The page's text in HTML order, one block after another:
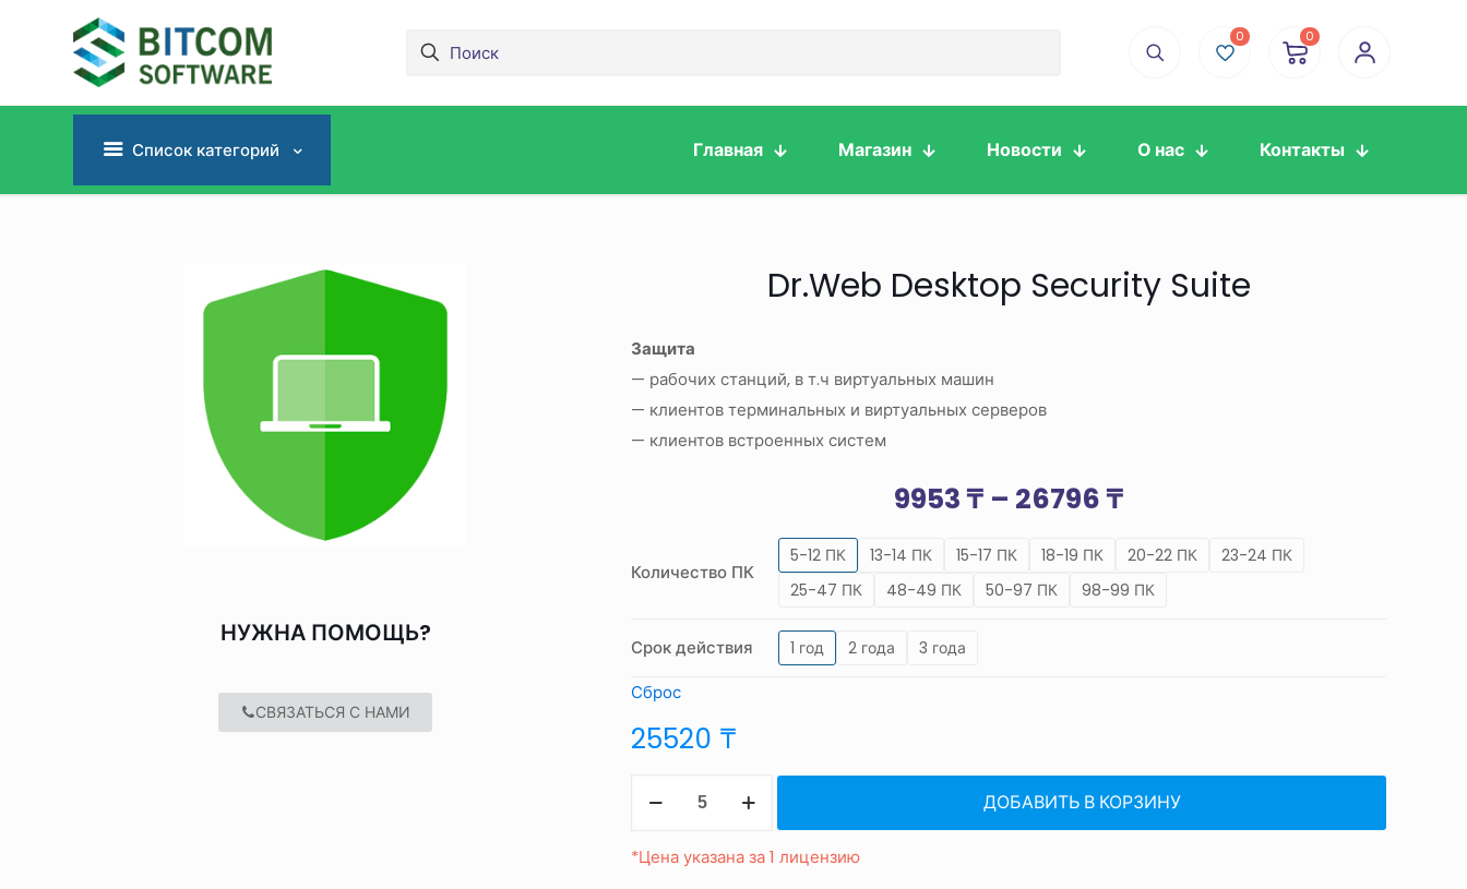
0 0
Список категорий Главная Магазин Новости О нас Контакты
НУЖНА ПОМОЩЬ?
СВЯЗАТЬСЯ С НАМИ
Dr.Web Desktop Security Suite
Защита
— рабочих станций, в т.ч виртуальных машин
— клиентов терминальных и виртуальных серверов
— клиентов встроенных систем
9953 ₸ – 26796 ₸Диапазон
9953 ₸
–
Количество ПК
5-12 ПК 13-14 ПК 15-17 ПК 18-19 ПК 20-22 ПК
23-24 ПК
25-47 ПК
48-49 ПК 50-97 ПК 98-99 ПК
Срок действия 1 год 2 года 3 года
Сброс
25520 ₸
Dr.Web
ДОБАВИТЬ В КОРЗИНУ
*Цена указана за 1 лицензию